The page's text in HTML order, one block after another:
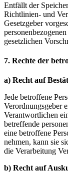
Entfällt der
Richtlinien- und
Gesetzgeber
gesetzlichen
7. Rechte der
a) Recht auf
Jede betroffene
Verordnungsgeber
Verantwortlichen
betreffende
eine betroffene
nehmen, kann sie
die Verarbeitung
b) Recht auf